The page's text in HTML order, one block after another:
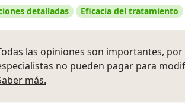
detalladas Eficacia del tratamiento
las opiniones son importantes,
no pueden pagar para
más.